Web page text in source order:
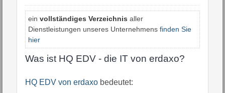
ein vollständiges Verzeichnis aller
Dienstleistungen unseres Unternehmens finden Sie
hier
Was ist HQ EDV - die IT von erdaxo?
HQ EDV von erdaxo bedeutet: